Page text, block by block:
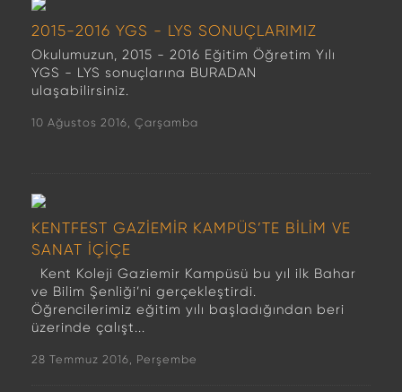
2015-2016 YGS - LYS SONUÇLARIMIZ
Okulumuzun, 2015 - 2016 Eğitim Öğretim Yılı
YGS - LYS sonuçlarına BURADAN
ulaşabilirsiniz.
10 Ağustos 2016, Çarşamba
KENTFEST GAZİEMİR KAMPÜS’TE BİLİM VE
SANAT İÇİÇE
Kent Koleji Gaziemir Kampüsü bu yıl ilk Bahar
ve Bilim Şenliği’ni gerçekleştirdi.
Öğrencilerimiz eğitim yılı başladığından beri
üzerinde çalışt...
28 Temmuz 2016, Perşembe